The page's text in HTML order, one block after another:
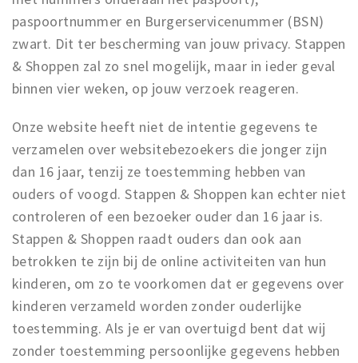
paspoortnummer en Burgerservicenummer (BSN)
zwart. Dit ter bescherming van jouw privacy. Stappen
& Shoppen zal zo snel mogelijk, maar in ieder geval
binnen vier weken, op jouw verzoek reageren.
Onze website heeft niet de intentie gegevens te
verzamelen over websitebezoekers die jonger zijn
dan 16 jaar, tenzij ze toestemming hebben van
ouders of voogd. Stappen & Shoppen kan echter niet
controleren of een bezoeker ouder dan 16 jaar is.
Stappen & Shoppen raadt ouders dan ook aan
betrokken te zijn bij de online activiteiten van hun
kinderen, om zo te voorkomen dat er gegevens over
kinderen verzameld worden zonder ouderlijke
toestemming. Als je er van overtuigd bent dat wij
zonder toestemming persoonlijke gegevens hebben